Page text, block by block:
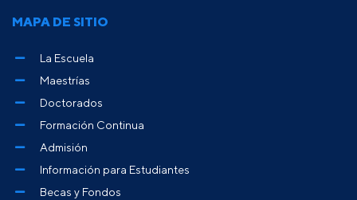
MAPA DE SITIO
La Escuela
Maestrías
Doctorados
Formación Continua
Admisión
Información para Estudiantes
Becas y Fondos